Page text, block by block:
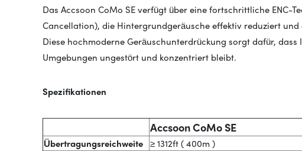
Das Accsoon CoMo SE verfügt über eine fortschrittliche ENC-
Cancellation), die Hintergrundgeräusche effektiv reduziert
Diese hochmoderne Geräuschunterdrückung sorgt dafür,
Umgebungen ungestört und konzentriert bleibt.
Spezifikationen
Accsoon CoMo SE
Übertragungsreichweite ≥ 1312ft ( 400m )